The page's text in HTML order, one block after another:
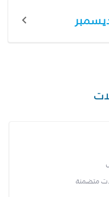
متضمنة